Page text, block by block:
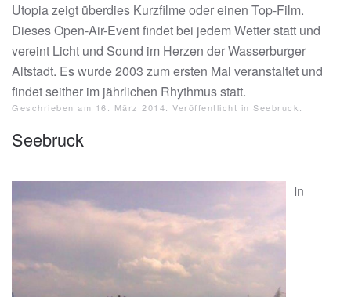
Utopia zeigt überdies Kurzfilme oder einen Top-Film.
Dieses Open-Air-Event findet bei jedem Wetter statt und
vereint Licht und Sound im Herzen der Wasserburger
Altstadt. Es wurde 2003 zum ersten Mal veranstaltet und
findet seither im jährlichen Rhythmus statt.
Geschrieben am 16. März 2014 . Veröffentlicht in Seebruck
Seebruck
In